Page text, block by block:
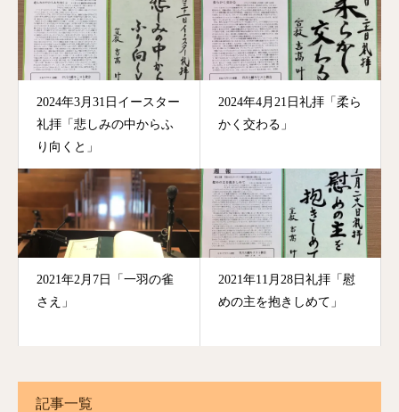
2024年3月31日イースター
礼拝「悲しみの中からふ
り向くと」
2024年4月21日礼拝「柔ら
かく交わる」
2021年2月7日「一羽の雀
さえ」
2021年11月28日礼拝「慰
めの主を抱きしめて」
記事一覧